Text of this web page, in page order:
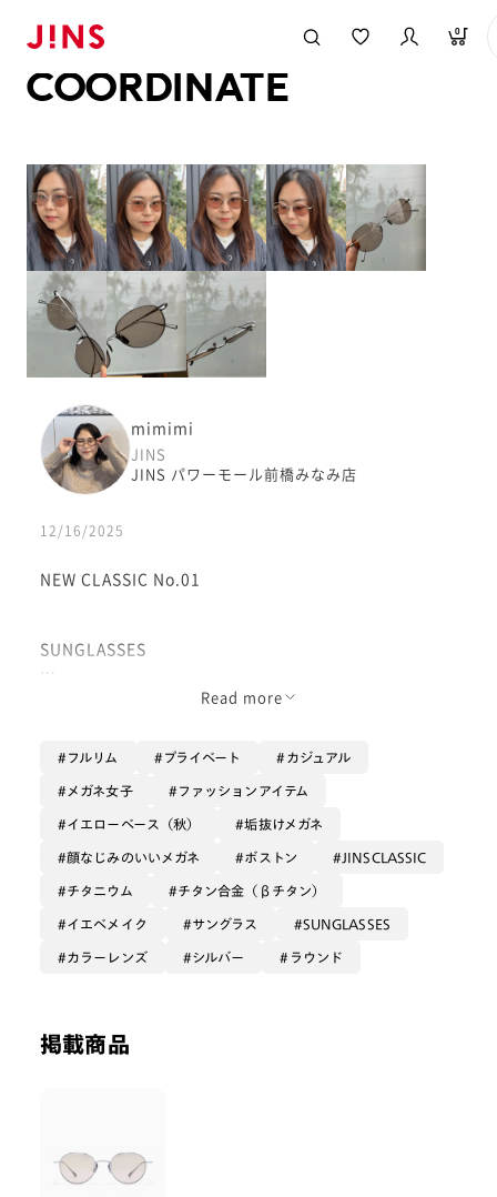
0
COORDINATE
mimimi
JINS
JINS パワーモール前橋みなみ店
12/16/2025
NEW CLASSIC No.01
SUNGLASSES
フレームに
赤みのあるブラウンレンズが
優しく肌色綺麗に魅せてくれる
オススメサングラスです♪
カラー濃度が51%
濃すぎずかけていて
細部の石英（クリスタル型）をイメージした
モチーフ丁番や
Read more
フルリム プライベート カジュアル
メガネ女子 ファッションアイテム
イエローベース（秋） 垢抜けメガネ
顔なじみのいいメガネ ボストン JINSCLASSIC
チタニウム チタン合金（βチタン）
イエベメイク サングラス SUNGLASSES
カラーレンズ シルバー ラウンド
掲載商品